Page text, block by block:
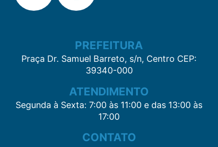
PREFEITURA
Praça Dr. Samuel Barreto, s/n, Centro CEP:
39340-000
ATENDIMENTO
Segunda à Sexta: 7:00 às 11:00 e das 13:00 às
17:00
CONTATO